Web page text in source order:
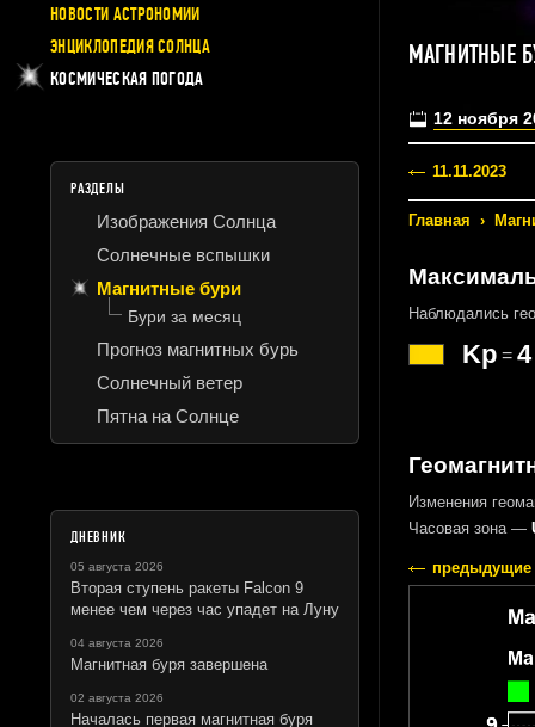
НОВОСТИ АСТРОНОМИИ
ЭНЦИКЛОПЕДИЯ СОЛНЦА
КОСМИЧЕСКАЯ ПОГОДА
РАЗДЕЛЫ
Изображения Солнца
Солнечные вспышки
Магнитные бури
Бури за месяц
Прогноз магнитных бурь
Солнечный ветер
Пятна на Солнце
ДНЕВНИК
05 августа 2026
Вторая ступень ракеты Falcon 9
менее чем через час упадет на Луну
04 августа 2026
Магнитная буря завершена
02 августа 2026
Началась первая магнитная буря
МАГНИТНЫЕ
12 ноября
11.11.2023
Главная ›
Наблюдались
Kp= 4
Изменения
Часовая зона —
предыдущие